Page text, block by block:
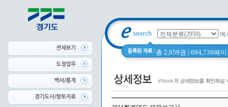
에
총 2,959권 | 694,739페